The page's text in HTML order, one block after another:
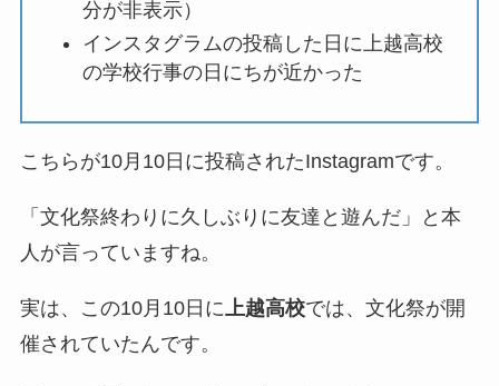
分が非表示）
インスタグラムの投稿した日に上越高校
の学校行事の日にちが近かった
こちらが10月10日に投稿されたInstagramです。
「文化祭終わりに久しぶりに友達と遊んだ」と本
人が言っていますね。
実は、この10月10日に上越高校では、文化祭が開
催されていたんです。